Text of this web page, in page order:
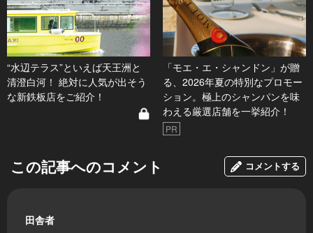
“水辺テラス”といえば天王洲と
清澄白河！ 絶対に人気が出そう
な新鉄板店をご紹介！
「モエ・エ・シャンドン」が贈
る、2026年夏の特別なプロモー
ション。極上のシャンパンを味
わえる厳選店舗を一挙紹介！
PR
この記事へのコメント コメントする
田舎者